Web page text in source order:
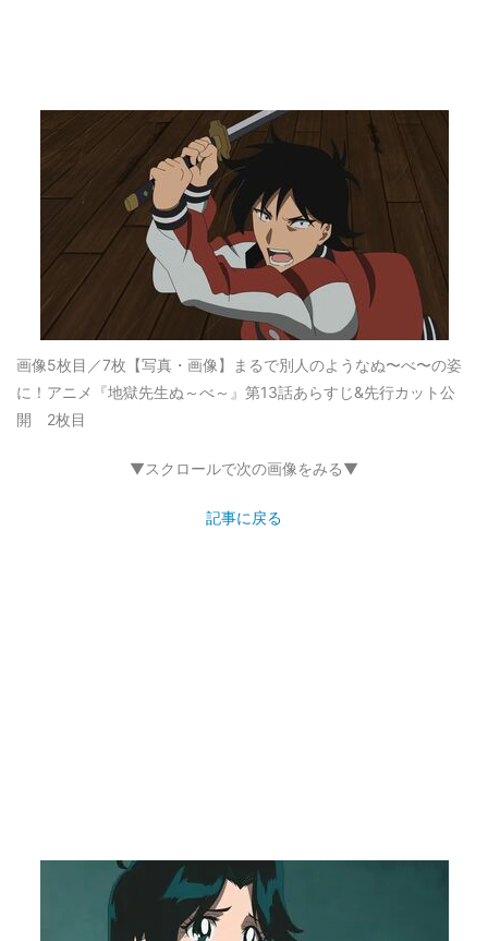
画像5枚目／7枚 【写真・画像】まるで別人のようなぬ〜べ〜の姿
に！アニメ『地獄先生ぬ～べ～』第13話あらすじ&先行カット公
開 2枚目
▼スクロールで次の画像をみる▼
記事に戻る